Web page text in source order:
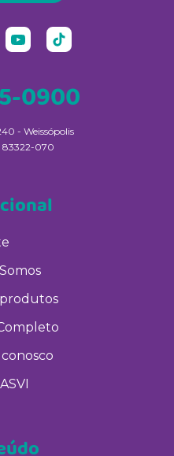
0900
- Weissópolis
83322-070